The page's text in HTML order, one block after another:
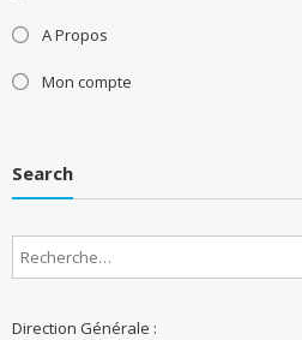
A Propos
Mon compte
Search
Direction Générale :